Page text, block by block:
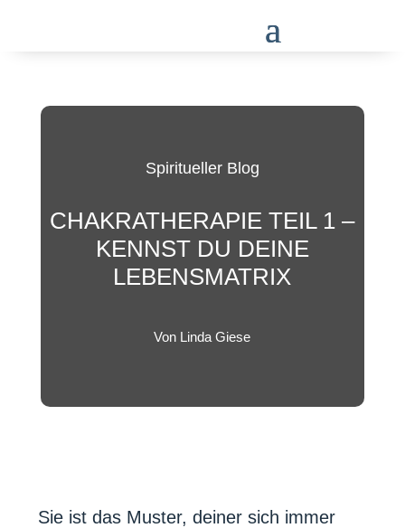
Spiritueller Blog
CHAKRATHERAPIE TEIL 1 –
KENNST DU DEINE
LEBENSMATRIX
Von Linda Giese
Sie ist das Muster, deiner sich immer